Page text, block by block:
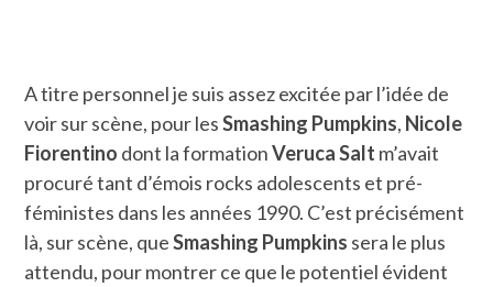
A titre personnel je suis assez excitée par l’idée de
voir sur scène, pour lesSmashing Pumpkins, Nicole
Fiorentino dont la formationVeruca Salt m’avait
procuré tant d’émois rocks adolescents et pré-
féministes dans les années 1990. C’est précisément
là, sur scène, queSmashing Pumpkins sera le plus
attendu, pour montrer ce que le potentiel évident